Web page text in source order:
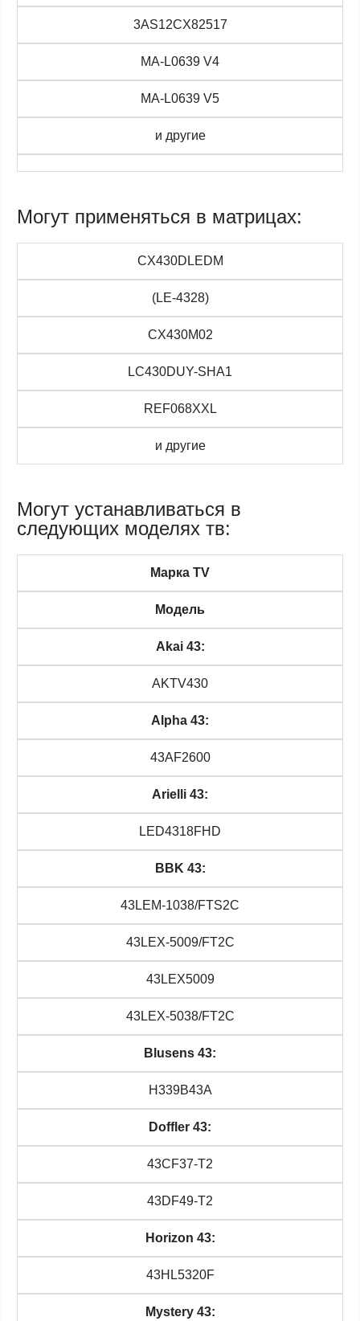
3AS12CX82517
MA-L0639 V4
MA-L0639 V5
и другие
Могут применяться в матрицах:
CX430DLEDM
(LE-4328)
CX430M02
LC430DUY-SHA1
REF068XXL
и другие
Могут устанавливаться в
следующих моделях тв:
Марка TV
Модель
Akai 43:
AKTV430
Alpha 43:
43AF2600
Arielli 43:
LED4318FHD
BBK 43:
43LEM-1038/FTS2C
43LEX-5009/FT2C
43LEX5009
43LEX-5038/FT2C
Blusens 43:
H339B43A
Doffler 43:
43CF37-T2
43DF49-T2
Horizon 43:
43HL5320F
Mystery 43: